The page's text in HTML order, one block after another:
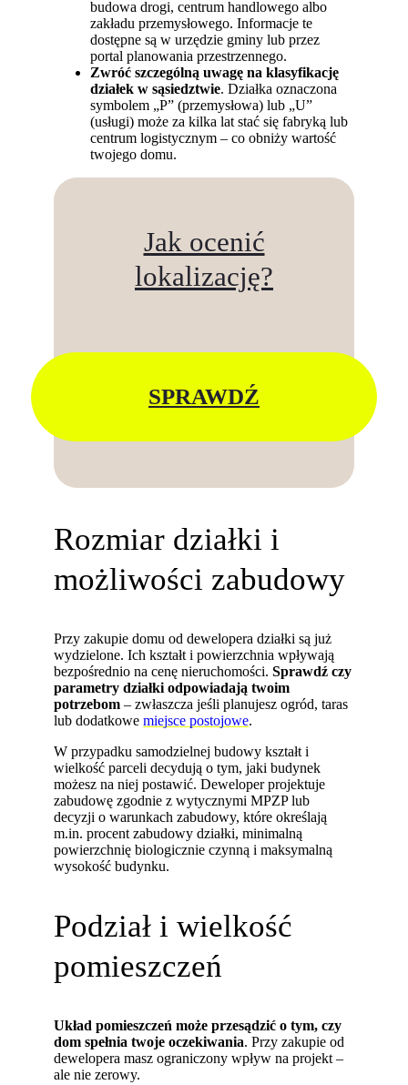
budowa drogi, centrum handlowego albo
zakładu przemysłowego. Informacje te
dostępne są w urzędzie gminy lub przez
portal planowania przestrzennego.
Zwróć szczególną uwagę na klasyfikację
działek w sąsiedztwie. Działka oznaczona
symbolem „P” (przemysłowa) lub „U”
(usługi) może za kilka lat stać się fabryką lub
centrum logistycznym – co obniży wartość
twojego domu.
Jak ocenić
lokalizację?
SPRAWDŹ
Rozmiar działki i
możliwości zabudowy
Przy zakupie domu od dewelopera działki są już
wydzielone. Ich kształt i powierzchnia wpływają
bezpośrednio na cenę nieruchomości.Sprawdź czy
parametry działki odpowiadają twoim
potrzebom – zwłaszcza jeśli planujesz ogród, taras
lub dodatkowemiejsce postojowe.
W przypadku samodzielnej budowy kształt i
wielkość parceli decydują o tym, jaki budynek
możesz na niej postawić. Deweloper projektuje
zabudowę zgodnie z wytycznymi MPZP lub
decyzji o warunkach zabudowy, które określają
m.in. procent zabudowy działki, minimalną
powierzchnię biologicznie czynną i maksymalną
wysokość budynku.
Podział i wielkość
pomieszczeń
Układ pomieszczeń może przesądzić o tym, czy
dom spełnia twoje oczekiwania. Przy zakupie od
dewelopera masz ograniczony wpływ na projekt –
ale nie zerowy.